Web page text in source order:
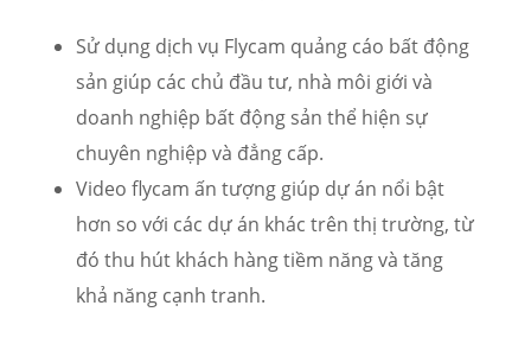
Sử dụng dịch vụ Flycam quảng cáo bất động
sản giúp các chủ đầu tư, nhà môi giới và
doanh nghiệp bất động sản thể hiện sự
chuyên nghiệp và đẳng cấp.
Video flycam ấn tượng giúp dự án nổi bật
hơn so với các dự án khác trên thị trường, từ
đó thu hút khách hàng tiềm năng và tăng
khả năng cạnh tranh.